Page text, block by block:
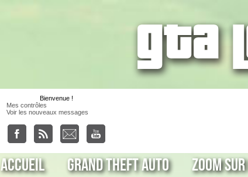
Bienvenue !
Mes contrôles
Voir les nouveaux messages
Accueil Grand Theft Auto Zoom sur